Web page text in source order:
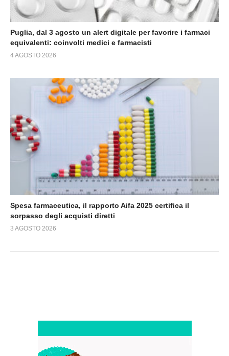
Puglia, dal 3 agosto un alert digitale per favorire i farmaci
equivalenti: coinvolti medici e farmacisti
4 AGOSTO 2026
Spesa farmaceutica, il rapporto Aifa 2025 certifica il
sorpasso degli acquisti diretti
3 AGOSTO 2026